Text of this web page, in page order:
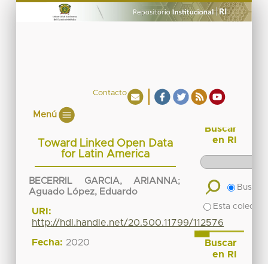
Contacto
Menú
Toward Linked Open Data
for Latin America
BECERRIL GARCIA, ARIANNA;
Aguado López, Eduardo
URI:
http://hdl.handle.net/20.500.11799/112576
Fecha: 2020
Buscar
en RI
Buscar
Esta
Buscar
en RI